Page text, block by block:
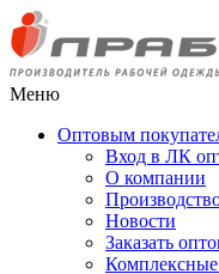
Меню
Оптовым
Вход в ЛК
О компании
Новости
Заказать
Комплексные